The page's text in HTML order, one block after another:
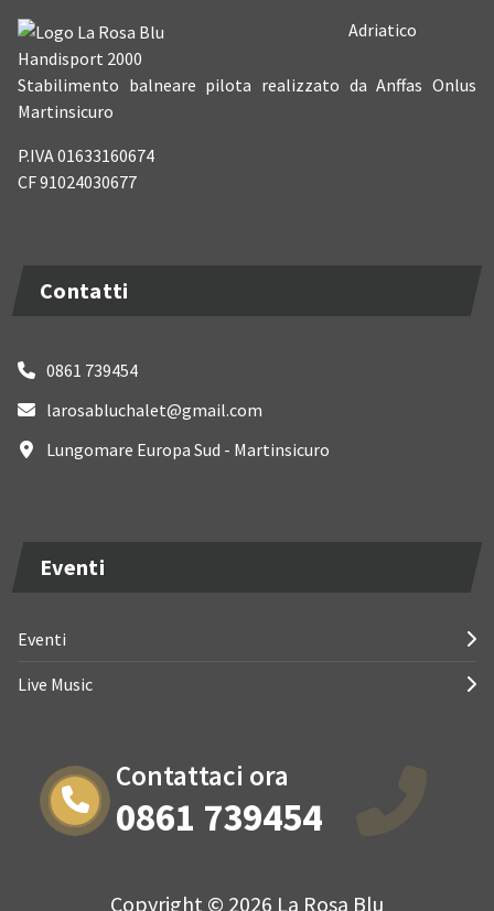
Adriatico
Handisport 2000
Stabilimento balneare pilota realizzato da Anffas Onlus
Martinsicuro
P.IVA 01633160674
CF 91024030677
Contatti
0861 739454
larosabluchalet@gmail.com
Lungomare Europa Sud - Martinsicuro
Eventi
Eventi
Live Music
Contattaci ora
0861 739454
Copyright © 2026 La Rosa Blu